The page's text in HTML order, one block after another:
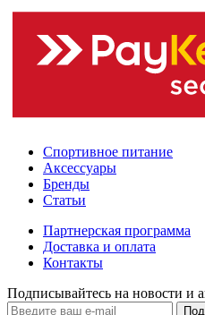
Спортивное питание
Аксессуары
Бренды
Статьи
Партнерская программа
Доставка и оплата
Контакты
Подписывайтесь на новости и